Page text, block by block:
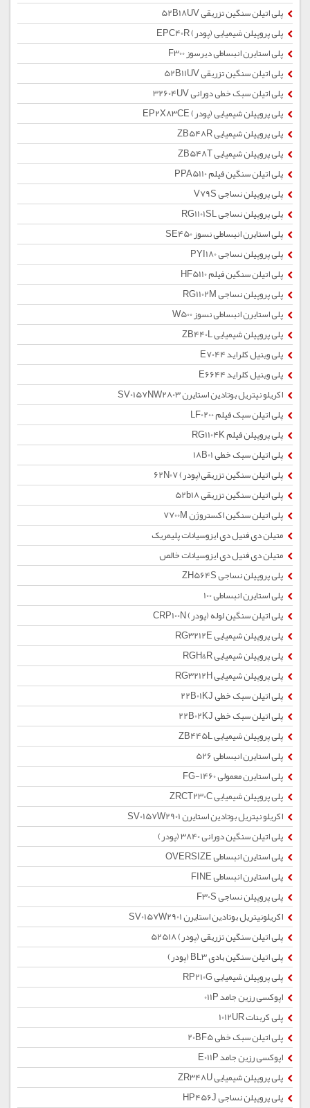
پلی اتیلن سنگین تزریقی 52B18UV
پلی پروپیلن شیمیایی (پودر) EPC40R
پلی استایرن انبساطی دیرسوز F300
پلی اتیلن سنگین تزریقی 52B11UV
پلی اتیلن سبک خطی دورانی 32604UV
پلی پروپیلن شیمیایی (پودر) EP2X83CE
پلی پروپیلن شیمیایی ZB548R
پلی پروپیلن شیمیایی ZB548T
پلی اتیلن سنگین فیلم PPA5110
پلی پروپیلن نساجی V79S
پلی پروپیلن نساجی RG1101SL
پلی استایرن انبساطی نسوز SE450
پلی پروپیلن نساجی PYI180
پلی اتیلن سنگین فیلم HF5110
پلی پروپیلن نساجی RG1102M
پلی استایرن انبساطی نسوز W500
پلی پروپیلن شیمیایی ZB440L
پلی وینیل کلراید E7044
پلی وینیل کلراید E6644
اکریلو نیتریل بوتادین استایرن SV0157NW2803
پلی اتیلن سبک فیلم LF0200
پلی پروپیلن فیلم RG1104K
پلی اتیلن سبک خطی 18B01
پلی اتیلن سنگین تزریقی(پودر) 62N07
پلی اتیلن سنگین تزریقی 52b18
پلی اتیلن سنگین اکستروژن 7700M
متیلن دی فنیل دی ایزوسیانات پلیمریک
متیلن دی فنیل دی ایزوسیانات خالص
پلی پروپیلن نساجی ZH564S
پلی استایرن انبساطی 100
پلی اتیلن سنگین لوله (پودر) CRP100N
پلی پروپیلن شیمیایی RG3212E
پلی پروپیلن شیمیایی RGH&R
پلی پروپیلن شیمیایی RG3212H
پلی اتیلن سبک خطی 22B01KJ
پلی اتیلن سبک خطی 22B02KJ
پلی پروپیلن شیمیایی ZB445L
پلی استایرن انبساطی 526
پلی استایرن معمولی 1460-FG
پلی پروپیلن شیمیایی ZRCT230C
اکریلو نیتریل بوتادین استایرن SV0157W2901
پلی اتیلن سنگین دورانی 3840 (پودر)
پلی استایرن انبساطی OVERSIZE
پلی استایرن انبساطی FINE
پلی پروپیلن نساجی F30S
اکریلونیتریل بوتادین استایرن SV0157W2901
پلی اتیلن سنگین تزریقی (پودر) 52518
پلی اتیلن سنگین بادی BL3 (پودر)
پلی پروپیلن شیمیایی RP210G
اپوکسی رزین جامد 011P
پلی کربنات 1012UR
پلی اتیلن سبک خطی 20BF5
اپوکسی رزین جامد E011P
پلی پروپیلن شیمیایی ZR348U
پلی پروپیلن نساجی HP456J